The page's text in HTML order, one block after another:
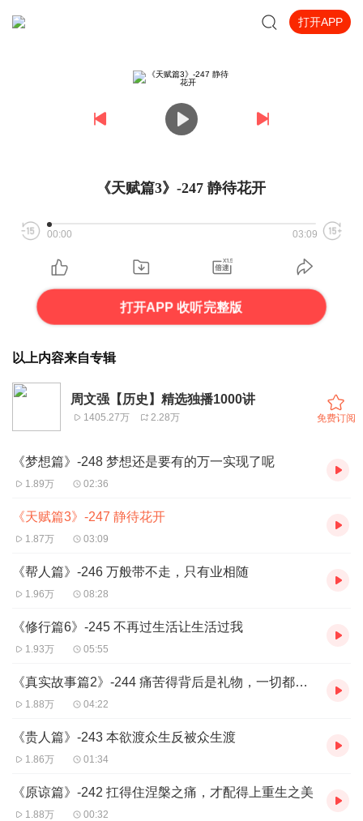
打开APP
《天赋篇3》-247 静待花开
00:00 03:09
打开APP 收听完整版
以上内容来自专辑
周文强【历史】精选独播1000讲
1405.27万 2.28万 免费订阅
《梦想篇》-248 梦想还是要有的万一实现了呢
1.89万 02:36
《天赋篇3》-247 静待花开
1.87万 03:09
《帮人篇》-246 万般带不走，只有业相随
1.96万 08:28
《修行篇6》-245 不再过生活让生活过我
1.93万 05:55
《真实故事篇2》-244 痛苦得背后是礼物，一切都是最好得安排
1.88万 04:22
《贵人篇》-243 本欲渡众生反被众生渡
1.86万 01:34
《原谅篇》-242 扛得住涅槃之痛，才配得上重生之美
1.88万 00:32